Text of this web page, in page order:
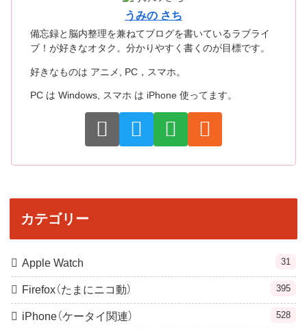
うみの さち
備忘録と脳内整理を兼ねてブログを書いているラブライ
ブ！が好きなオタク。分かりやすく書くのが目標です。
好きなものは アニメ, PC，スマホ。
PC は Windows, スマホ は iPhone 使ってます。
カテゴリー
Apple Watch 31
Firefox（たまにニコ動） 395
iPhone（ケータイ関連） 528